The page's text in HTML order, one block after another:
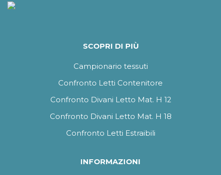
SCOPRI DI PIÙ
Campionario tessuti
Confronto Letti Contenitore
Confronto Divani Letto Mat. H 12
Confronto Divani Letto Mat. H 18
Confronto Letti Estraibili
INFORMAZIONI